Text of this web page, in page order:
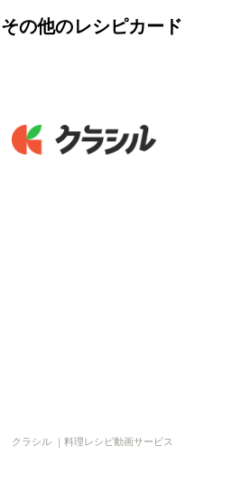
その他のレシピカード
クラシル ｜料理レシピ動画サービス